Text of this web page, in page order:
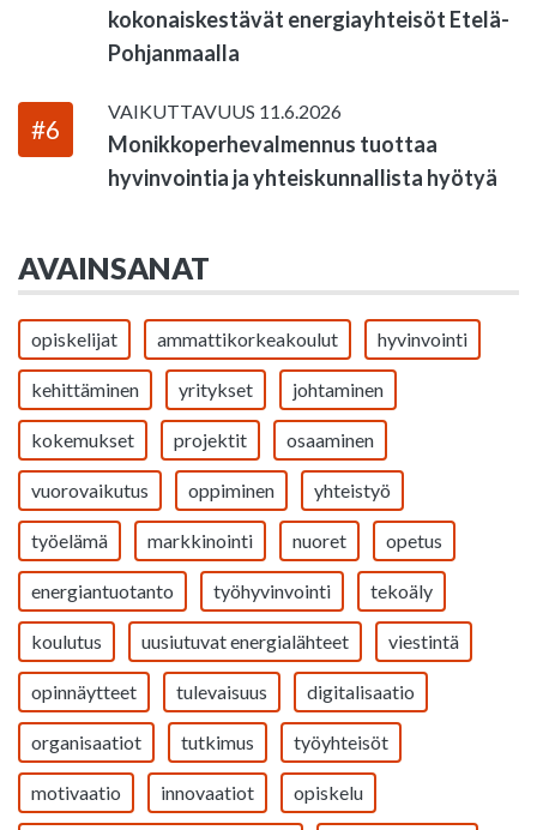
kokonaiskestävät energiayhteisöt Etelä-
Pohjanmaalla
#6
VAIKUTTAVUUS 11.6.2026
Monikkoperhevalmennus tuottaa
hyvinvointia ja yhteiskunnallista hyötyä
AVAINSANAT
opiskelijat ammattikorkeakoulut hyvinvointi
kehittäminen yritykset johtaminen
kokemukset projektit osaaminen
vuorovaikutus oppiminen yhteistyö
työelämä markkinointi nuoret opetus
energiantuotanto työhyvinvointi tekoäly
koulutus uusiutuvat energialähteet viestintä
opinnäytteet tulevaisuus digitalisaatio
organisaatiot tutkimus työyhteisöt
motivaatio innovaatiot opiskelu